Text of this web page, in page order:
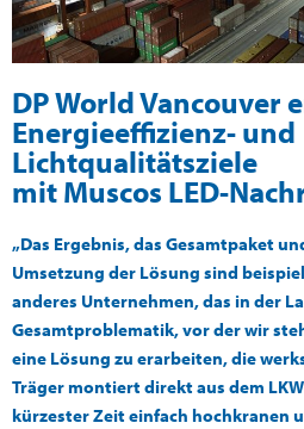
DP World Vancouver
Energieeffizienz- und
Lichtqualitätsziele
mit Muscos LED-
„Das Ergebnis, das Gesamtpaket
Umsetzung der Lösung sind
anderes Unternehmen, das in der
Gesamtproblematik, vor der wir
eine Lösung zu erarbeiten, die
Träger montiert direkt aus dem
kürzester Zeit einfach hochkranen